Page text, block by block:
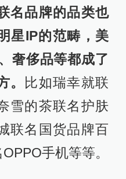
名品牌的品类也
星IP的范畴，美
奢侈品等都成了
。
比如瑞幸就联
雪的茶联名护肤
联名国货品牌百
手机等等。